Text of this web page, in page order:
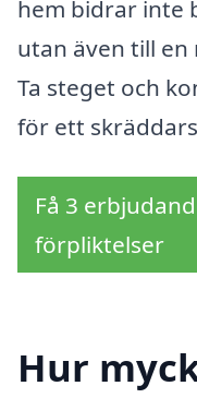
hem bidrar inte
utan även till en
Ta steget och
för ett
Få 3
förpliktelser
Hur